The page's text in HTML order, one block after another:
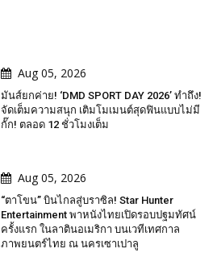
Aug 05, 2026
มันส์ยกค่าย! ‘DMD SPORT DAY 2026’ ทำถึง!
จัดเต็มความสนุก เติมโมเมนต์สุดฟินแบบไม่มี
กั๊ก! ตลอด 12 ชั่วโมงเต็ม
Aug 05, 2026
“ตาโขน” บินไกลสู่บราซิล! Star Hunter
Entertainment พาหนังไทยเปิดรอบปฐมทัศน์
ครั้งแรก ในลาตินอเมริกา บนเวทีเทศกาล
ภาพยนตร์ไทย ณ นครเซาเปาลู